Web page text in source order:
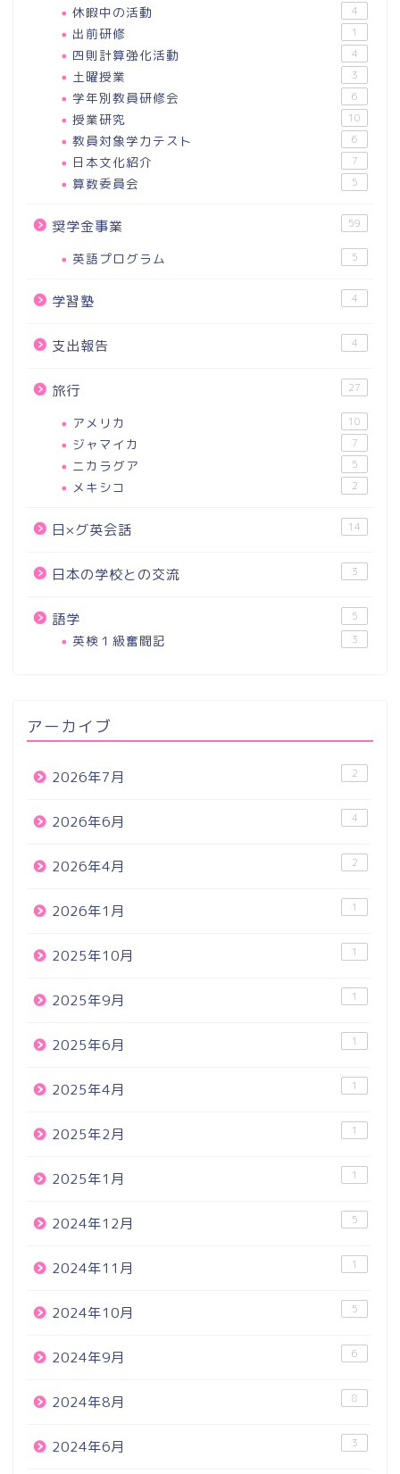
休暇中の活動 4
出前研修 1
四則計算強化活動 4
土曜授業 3
学年別教員研修会 6
授業研究 10
教員対象学力テスト 6
日本文化紹介 7
算数委員会 5
奨学金事業 59
英語プログラム 5
学習塾 4
支出報告 4
旅行 27
アメリカ 10
ジャマイカ 7
ニカラグア 5
メキシコ 2
日×グ英会話 14
日本の学校との交流 3
語学 5
英検１級奮闘記 3
アーカイブ
2026年7月 2
2026年6月 4
2026年4月 2
2026年1月 1
2025年10月 1
2025年9月 1
2025年6月 1
2025年4月 1
2025年2月 1
2025年1月 1
2024年12月 5
2024年11月 1
2024年10月 5
2024年9月 6
2024年8月 8
2024年6月 3